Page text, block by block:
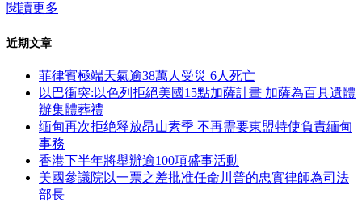
閱讀更多
近期文章
菲律賓極端天氣逾38萬人受災 6人死亡
以巴衝突:以色列拒絕美國15點加薩計畫 加薩為百具遺體
辦集體葬禮
缅甸再次拒绝释放昂山素季 不再需要東盟特使負責緬甸
事務
香港下半年將舉辦逾100項盛事活動
美國參議院以一票之差批准任命川普的忠實律師為司法
部長